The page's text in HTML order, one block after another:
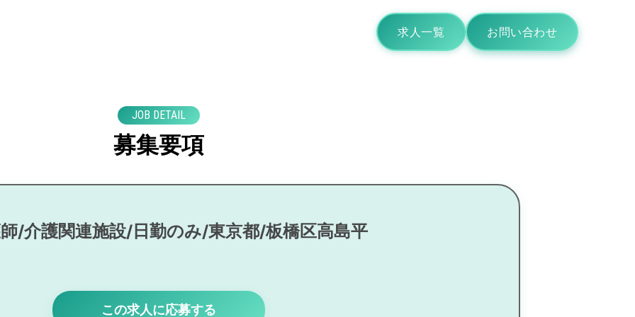
求人一覧 お問い合わせ
JOB DETAIL
募集要項
/介護関連施設/日勤のみ/東京都/板橋区高島平
この求人に応募する